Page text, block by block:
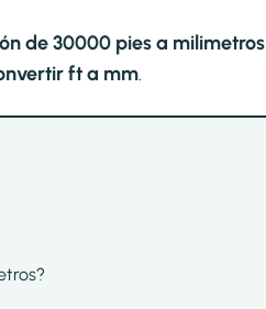
de 30000 pies a milimetros
ft a mm.